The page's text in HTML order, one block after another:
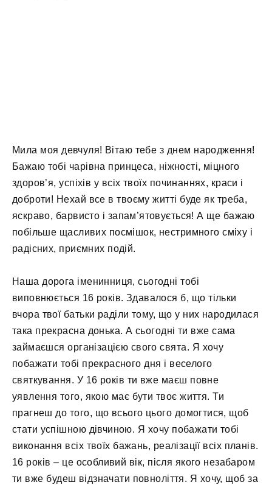
Мила моя девчуля! Вітаю тебе з днем ​​народження!
Бажаю тобі чарівна принцеса, ніжності, міцного
здоров’я, успіхів у всіх твоїх починаннях, краси і
доброти! Нехай все в твоєму житті буде як треба,
яскраво, барвисто і запам’ятовується! А ще бажаю
побільше щасливих посмішок, нестримного сміху і
радісних, приємних подій.
Наша дорога іменинниця, сьогодні тобі
виповнюється 16 років. Здавалося б, що тільки
вчора твої батьки раділи тому, що у них народилася
така прекрасна донька. А сьогодні ти вже сама
займаєшся організацією свого свята. Я хочу
побажати тобі прекрасного дня і веселого
святкування. У 16 років ти вже маєш повне
уявлення того, якою має бути твоє життя. Ти
прагнеш до того, що всього цього домогтися, щоб
стати успішною дівчиною. Я хочу побажати тобі
виконання всіх твоїх бажань, реалізації всіх планів.
16 років – це особливий вік, після якого незабаром
ти вже будеш відзначати повноліття. Я хочу, щоб за